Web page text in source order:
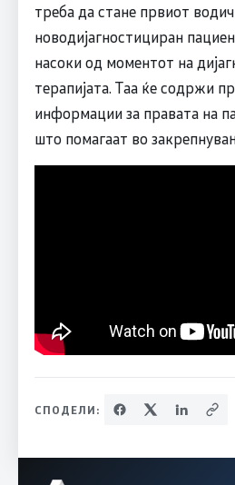
треба да стане првиот водич
новодијагностициран
насоки од моментот на
терапијата. Таа ќе содржи
информации за правата на
што помагаат во
СПОДЕЛИ: